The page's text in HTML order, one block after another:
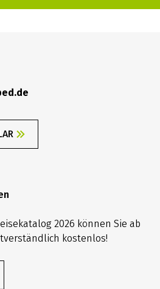
2026 können Sie ab
kostenlos!